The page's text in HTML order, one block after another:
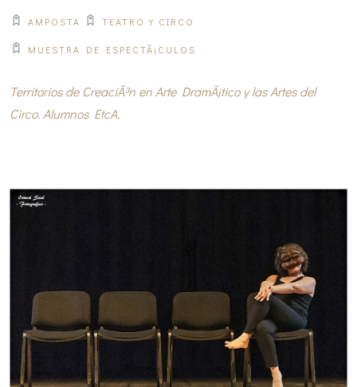
AMPOSTA TEATRO Y CIRCO
MUESTRA DE ESPECTÃ¡CULOS
Territorios de CreaciÃ³n en Arte DramÃ¡tico y las Artes del
Circo. Alumnos EtcA.